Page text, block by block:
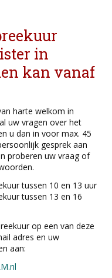
in
kan vanaf
harte welkom in
uw vragen over het
u dan in voor max. 45
gesprek aan
proberen uw vraag of
tussen 10 en 13 uur
tussen 13 en 16
op een van deze
adres en uw
aan: